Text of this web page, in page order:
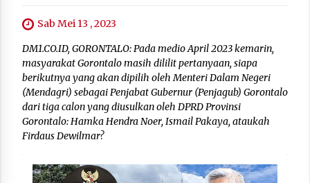
Sab Mei 13 , 2023
DM1.CO.ID, GORONTALO: Pada medio April 2023 kemarin,
masyarakat Gorontalo masih dililit pertanyaan, siapa
berikutnya yang akan dipilih oleh Menteri Dalam Negeri
(Mendagri) sebagai Penjabat Gubernur (Penjagub) Gorontalo
dari tiga calon yang diusulkan oleh DPRD Provinsi
Gorontalo: Hamka Hendra Noer, Ismail Pakaya, ataukah
Firdaus Dewilmar?